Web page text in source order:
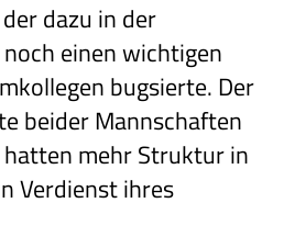
dazu in der
einen wichtigen
bugsierte. Der
beider Mannschaften
hatten mehr Struktur in
Verdienst ihres